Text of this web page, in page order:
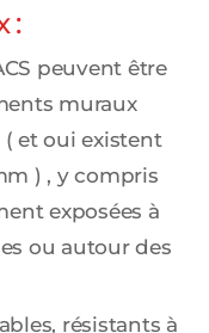
:
peuvent être
muraux
( et oui existent
) , y compris
exposées à
ou autour des
résistants à